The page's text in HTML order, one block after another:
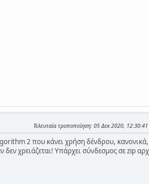
Τελευταία τροποποίηση: 05 Δεκ 2020,
2 που κάνει χρήση δένδρου, κανονικά,
χρειάζεται! Υπάρχει σύνδεσμος σε zip